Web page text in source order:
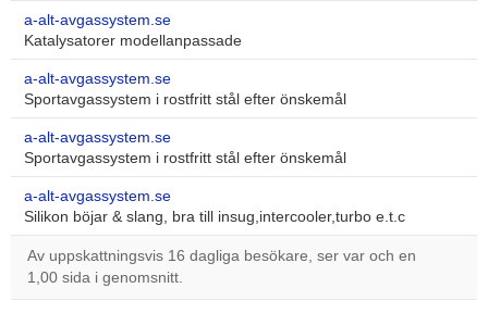
a-alt-avgassystem.se
Katalysatorer modellanpassade
a-alt-avgassystem.se
Sportavgassystem i rostfritt stål efter önskemål
a-alt-avgassystem.se
Sportavgassystem i rostfritt stål efter önskemål
a-alt-avgassystem.se
Silikon böjar & slang, bra till insug,intercooler,turbo e.t.c
Av uppskattningsvis 16 dagliga besökare, ser var och en
1,00 sida i genomsnitt.